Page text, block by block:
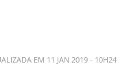
EM 11 JAN 2019 - 10H24